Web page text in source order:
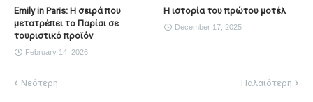
Emily in Paris: Η σειρά που
μετατρέπει το Παρίσι σε
τουριστικό προϊόν
February 14, 2026
Η ιστορία του πρώτου μοτέλ
December 17, 2025
Νεότερη Παλαιότερη